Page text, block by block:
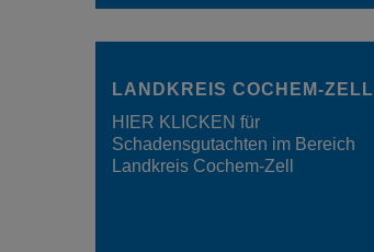
LANDKREIS COCHEM-ZELL
HIER KLICKEN für
Schadensgutachten im Bereich
Landkreis Cochem-Zell